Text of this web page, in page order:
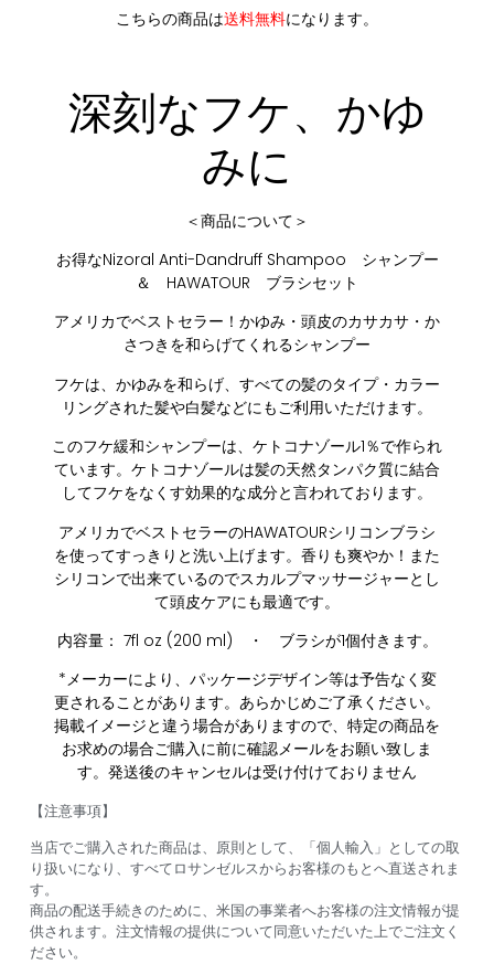
こちらの商品は送料無料になります。
深刻なフケ、かゆ
みに
＜商品について＞
お得なNizoral Anti-Dandruff Shampoo シャンプー
＆ HAWATOUR ブラシセット
アメリカでベストセラー！かゆみ・頭皮のカサカサ・か
さつきを和らげてくれるシャンプー
フケは、かゆみを和らげ、すべての髪のタイプ・カラー
リングされた髪や白髪などにもご利用いただけます。
このフケ緩和シャンプーは、ケトコナゾール1％で作られ
ています。ケトコナゾールは髪の天然タンパク質に結合
してフケをなくす効果的な成分と言われております。
アメリカでベストセラーのHAWATOURシリコンブラシ
を使ってすっきりと洗い上げます。香りも爽やか！また
シリコンで出来ているのでスカルプマッサージャーとし
て頭皮ケアにも最適です。
内容量： 7fl oz (200 ml) ・ ブラシが1個付きます。
*メーカーにより、パッケージデザイン等は予告なく変
更されることがあります。あらかじめご了承ください。
掲載イメージと違う場合がありますので、特定の商品を
お求めの場合ご購入に前に確認メールをお願い致しま
す。発送後のキャンセルは受け付けておりません
【注意事項】
当店でご購入された商品は、原則として、「個人輸入」としての取
り扱いになり、すべてロサンゼルスからお客様のもとへ直送されま
す。
商品の配送手続きのために、米国の事業者へお客様の注文情報が提
供されます。注文情報の提供について同意いただいた上でご注文く
ださい。